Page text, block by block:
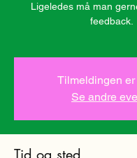
Ligeledes må man
feedback.
Tilmeldingen er
Se andre